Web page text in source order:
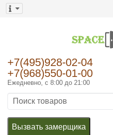
+7(495)928-02-04
+7(968)550-01-00
Ежедневно, с 8:00 до 21:00
Вызвать замерщика